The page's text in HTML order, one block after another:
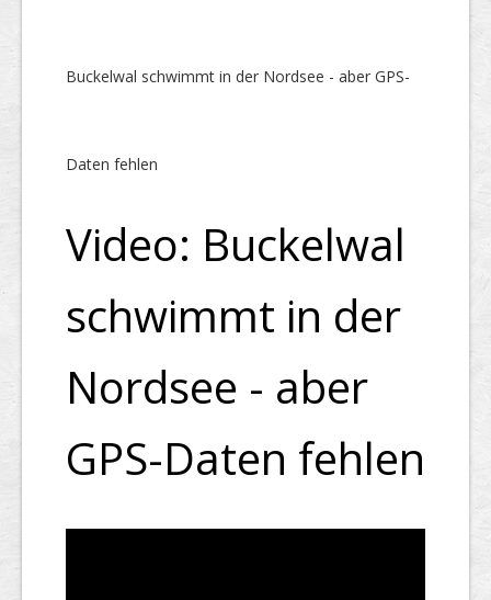
Buckelwal schwimmt in der Nordsee - aber GPS-
Daten fehlen
Video: Buckelwal
schwimmt in der
Nordsee - aber
GPS-Daten fehlen